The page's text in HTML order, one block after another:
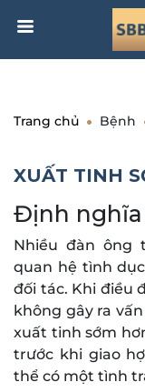
Trang chủ Bệnh
XUẤT TINH
Định nghĩa
Nhiều đàn ông
quan hệ tình
đối tác. Khi điều
không gây ra
xuất tinh sớm
trước khi giao
thể có một tình